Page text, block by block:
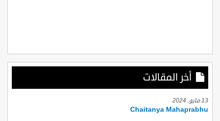
أخر المقالات
13 مايو, 2024
Chaitanya Mahaprabhu